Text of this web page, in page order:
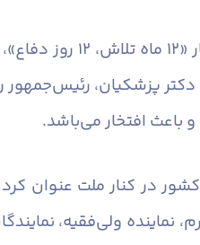
فرماندار
پزشکیان،
و باعث افتخار می‌باشد.
در کنار ملت عنوان
نماینده ولی‌فقیه،